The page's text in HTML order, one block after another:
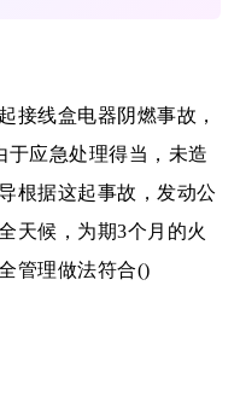
接线盒电器阴燃事故，
于应急处理得当，未造
根据这起事故，发动公
天候，为期3个月的火
管理做法符合()